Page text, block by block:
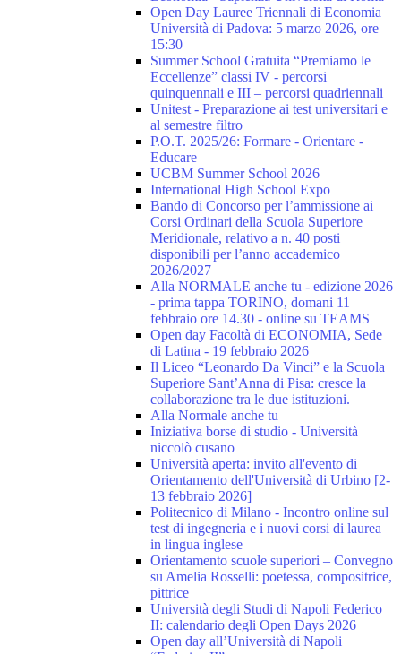
Open Day Lauree Triennali di Economia
Università di Padova: 5 marzo 2026, ore
15:30
Summer School Gratuita “Premiamo le
Eccellenze” classi IV - percorsi
quinquennali e III – percorsi quadriennali
Unitest - Preparazione ai test universitari e
al semestre filtro
P.O.T. 2025/26: Formare - Orientare -
Educare
UCBM Summer School 2026
International High School Expo
Bando di Concorso per l’ammissione ai
Corsi Ordinari della Scuola Superiore
Meridionale, relativo a n. 40 posti
disponibili per l’anno accademico
2026/2027
Alla NORMALE anche tu - edizione 2026
- prima tappa TORINO, domani 11
febbraio ore 14.30 - online su TEAMS
Open day Facoltà di ECONOMIA, Sede
di Latina - 19 febbraio 2026
Il Liceo “Leonardo Da Vinci” e la Scuola
Superiore Sant’Anna di Pisa: cresce la
collaborazione tra le due istituzioni.
Alla Normale anche tu
Iniziativa borse di studio - Università
niccolò cusano
Università aperta: invito all'evento di
Orientamento dell'Università di Urbino [2-
13 febbraio 2026]
Politecnico di Milano - Incontro online sul
test di ingegneria e i nuovi corsi di laurea
in lingua inglese
Orientamento scuole superiori – Convegno
su Amelia Rosselli: poetessa, compositrice,
pittrice
Università degli Studi di Napoli Federico
II: calendario degli Open Days 2026
Open day all’Università di Napoli